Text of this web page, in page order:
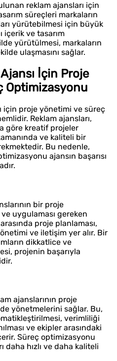
reklam ajansları için
süreçleri markaların
yürütebilmesi için büyük
içerik ve tasarım
yürütülmesi, markaların
ulaşmasını sağlar.
İçin Proje
Optimizasyonu
için proje yönetimi ve süreç
Reklam ajansları,
göre kreatif projeler
ve kaliteli bir
Bu nedenle,
ajansın başarısı
bir proje
uygulaması gereken
proje planlaması,
ve iletişim yer alır. Bir
dikkatlice ve
projenin başarıyla
ajanslarının proje
yönetmelerini sağlar. Bu,
verimliliği
ve ekipler arasındaki
Süreç optimizasyonu
daha hızlı ve daha kaliteli